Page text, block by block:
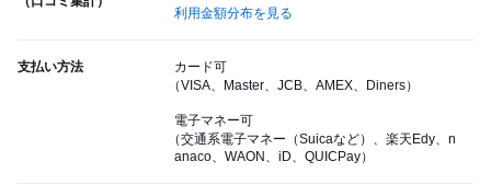
利用金額分布を見る
支払い方法
カード可
（VISA、Master、JCB、AMEX、Diners）
電子マネー可
（交通系電子マネー（Suicaなど）、楽天Edy、n
anaco、WAON、iD、QUICPay）